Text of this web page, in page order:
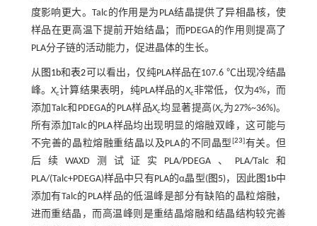
度影响更大。Talc的作用是为PLA结晶提供了异相晶核，使
样品在更高温下提前开始结晶；而PDEGA的作用则提高了
PLA分子链的活动能力，促进晶体的生长。
从图1b和表2 可以看出，仅纯PLA样品在107.6 ℃出现冷结晶
峰。Xc计算结果表明，纯PLA样品的Xc非常低，仅为4%，而
添加Talc和PDEGA的PLA样品Xc均显著提高(Xc为27%~36%)。
所有添加Talc的PLA样品均出现明显的熔融双峰，这可能与
不完善的晶粒熔融重结晶以及PLA的不同晶型[23]有关。但
后续WAXD测试证实PLA/PDEGA、PLA/Talc和
PLA/(Talc+PDEGA)样品中只有PLA的α晶型(图5)，因此图1b中
添加有Talc的PLA样品的低温峰是部分有缺陷的晶粒熔融，
进而重结晶，而高温峰则是重结晶熔融和结晶结构较完善